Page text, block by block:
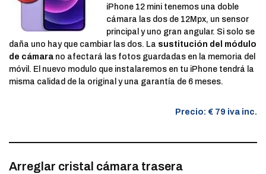
iPhone 12 mini tenemos una doble
cámara las dos de 12Mpx, un sensor
principal y uno gran angular. Si solo se
daña uno hay que cambiar las dos. La sustitución del módulo
de cámara no afectará las fotos guardadas en la memoria del
móvil. El nuevo modulo que instalaremos en tu iPhone tendrá la
misma calidad de la original y una garantía de 6 meses.
Precio: € 79 iva inc.
Arreglar cristal cámara trasera